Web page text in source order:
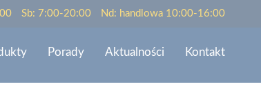
Sb: 7:00-20:00 Nd: handlowa 10:00-16:00
Porady Aktualności Kontakt